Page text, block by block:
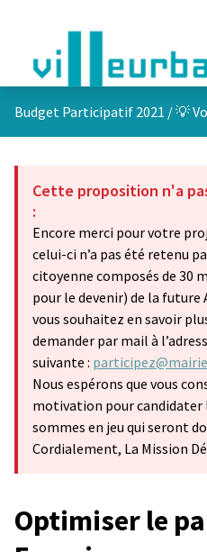
Budget Participatif 2021 /💡
Cette proposition n'a
:
Encore merci pour votre
celui-ci n’a pas été retenu
citoyenne composés de 30
pour le devenir) de la future
vous souhaitez en savoir
demander par mail à
suivante :
Nous espérons que vous
motivation pour candidater
sommes en jeu qui seront
Cordialement, La Mission
Optimiser le